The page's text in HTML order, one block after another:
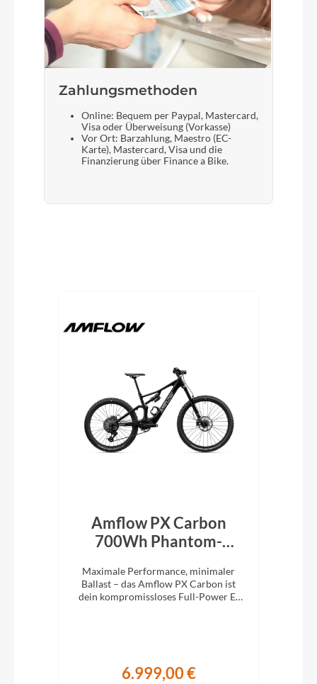
Zahlungsmethoden
Online: Bequem per Paypal, Mastercard,
Visa oder Überweisung (Vorkasse)
Vor Ort: Barzahlung, Maestro (EC-
Karte), Mastercard, Visa und die
Finanzierung über Finance a Bike.
Amflow PX Carbon
700Wh Phantom-
Maximale Performance, minimaler
Ballast – das Amflow PX Carbon ist
dein kompromissloses Full-Power E-
6.999,00 €